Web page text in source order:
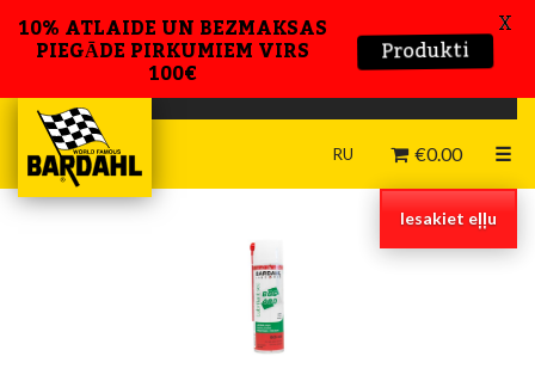
RU
Iesakiet eļļu
€0.00 ☰
10% ATLAIDE UN BEZMAKSAS
PIEGĀDE PIRKUMIEM VIRS
100€ Produkti
X